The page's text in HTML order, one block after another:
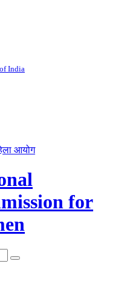
India
आयोग
for
search